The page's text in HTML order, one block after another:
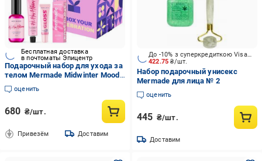
Бесплатная доставка
в почтоматы Эпицентр
Подарочный набор для ухода за
телом Mermade Midwinter Mood
для женщин
оценить
680 ₴/шт.
Привезём Доставим
422.75₴/шт.
До -10% з суперкредиткою Visa Вигода
Набор подарочный унисекс
Mermade для лица № 2
оценить
445 ₴/шт.
Доставим